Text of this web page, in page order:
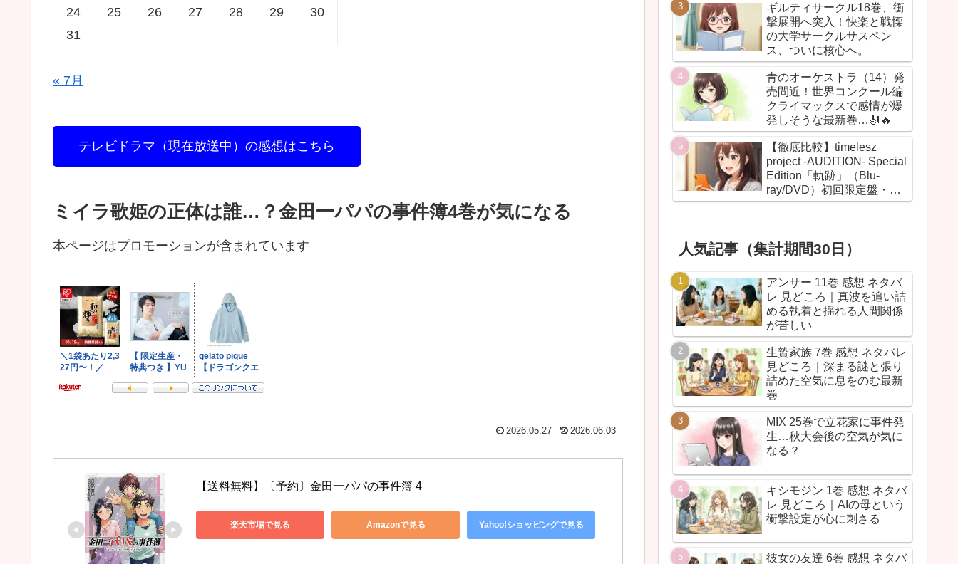
24
25 26 27 28 29
30
31
« 7月
テレビドラマ（現在放送中）の感想はこちら
ミイラ歌姫の正体は誰…？金田一パパの事件簿4巻が気になる
本ページはプロモーションが含まれています
2026.05.27 2026.06.03
【送料無料】〔予約〕金田一パパの事件簿 4
楽天市場で見る Amazonで見る Yahoo!ショッピングで見る
ギルティサークル18巻、衝
撃展開へ突入！快楽と戦慄
の大学サークルサスペン
ス、ついに核心へ。
青のオーケストラ（14）発
売間近！世界コンクール編
クライマックスで感情が爆
発しそうな最新巻…🎻🔥
【徹底比較】timelesz
project -AUDITION- Special
Edition「軌跡」（Blu-
ray/DVD）初回限定盤・通
常盤の違いまとめ！【グッ
人気記事（集計期間30日）
アンサー 11巻 感想 ネタバ
レ 見どころ｜真波を追い詰
める執着と揺れる人間関係
が苦しい
生贄家族 7巻 感想 ネタバレ
見どころ｜深まる謎と張り
詰めた空気に息をのむ最新
巻
MIX 25巻で立花家に事件発
生…秋大会後の空気が気に
なる？
キシモジン 1巻 感想 ネタバ
レ 見どころ｜AIの母という
衝撃設定が心に刺さる
彼女の友達 6巻 感想 ネタバ